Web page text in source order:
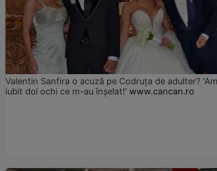
Valentin Sanfira o acuză pe Codruța de adulter?
iubit doi ochi ce m-au înșelat!' www.cancan.ro